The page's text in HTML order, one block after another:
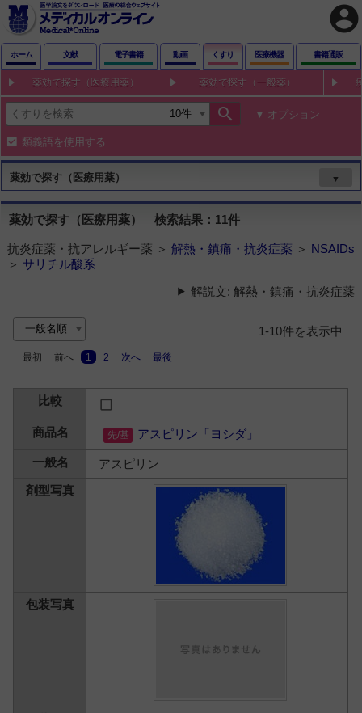
account_circle
ホーム 文献 電子書籍 動画 くすり 医療機器 書籍通販
薬効で探す（医療用薬） 薬効で探す（一般薬）
search オプション
類義語を使用する
薬効で探す（医療用薬） ▼
薬効で探す（医療用薬） 検索結果：11件
抗炎症薬・抗アレルギー薬 ＞ 解熱・鎮痛・抗炎症薬 ＞ NSAIDs
＞ サリチル酸系
解説文: 解熱・鎮痛・抗炎症薬
1-10件を表示中
最初 前へ 1 2 次へ 最後
アスピリン「ヨシダ」
アスピリン